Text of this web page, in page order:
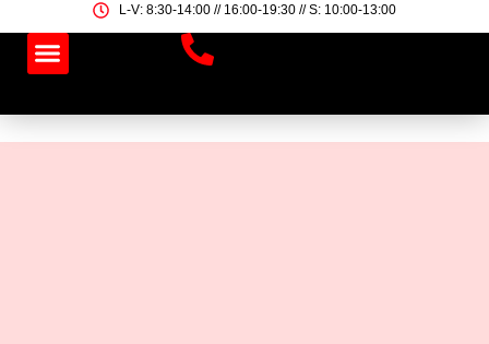
al
contenido
L-V: 8:30-14:00 // 16:00-19:30 // S: 10:00-13:00